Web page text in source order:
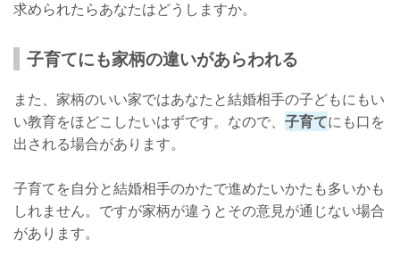
求められたらあなたはどうしますか。
子育てにも家柄の違いがあらわれる
また、家柄のいい家ではあなたと結婚相手の子どもにもい
い教育をほどこしたいはずです。なので、 子育てにも口を
出される場合があります。
子育てを自分と結婚相手のかたで進めたいかたも多いかも
しれません。ですが家柄が違うとその意見が通じない場合
があります。